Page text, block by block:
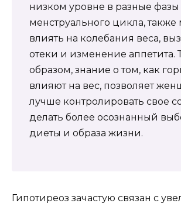
низком уровне в разные фазы
менструального цикла, также
влиять на колебания веса,
отеки и изменение аппетита.
образом, знание о том, как
влияют на вес, позволяет
лучше контролировать свое
делать более осознанный
диеты и образа жизни.
Гипотиреоз зачастую связан с